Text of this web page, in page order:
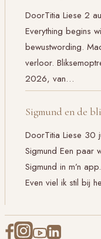
DoorTitia Liese 2
Everything begins
bewustwording.
verloor.
2026, van…
Sigmund en de
DoorTitia Liese 30
Sigmund Een paar
Sigmund in m’n
Even viel ik stil bij